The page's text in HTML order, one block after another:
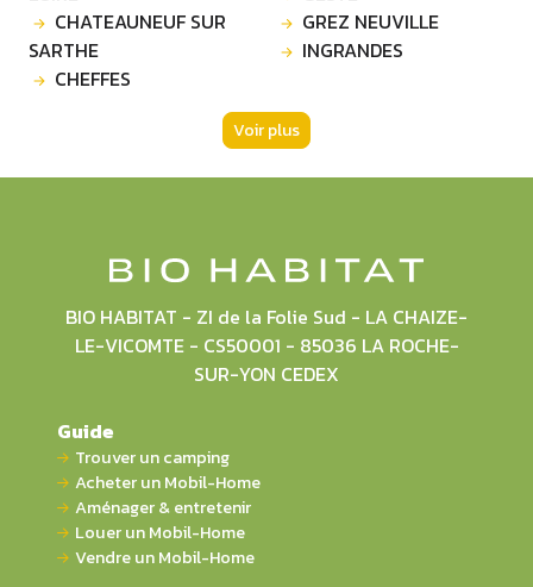
CHATEAUNEUF SUR
SARTHE
CHEFFES
GREZ NEUVILLE
INGRANDES
Voir plus
BIO HABITAT - ZI de la Folie Sud - LA CHAIZE-
LE-VICOMTE - CS50001 - 85036 LA ROCHE-
SUR-YON CEDEX
Guide
Trouver un camping
Acheter un Mobil-Home
Aménager & entretenir
Louer un Mobil-Home
Vendre un Mobil-Home